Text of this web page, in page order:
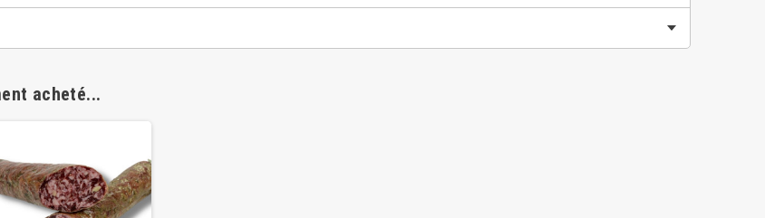
acheté...